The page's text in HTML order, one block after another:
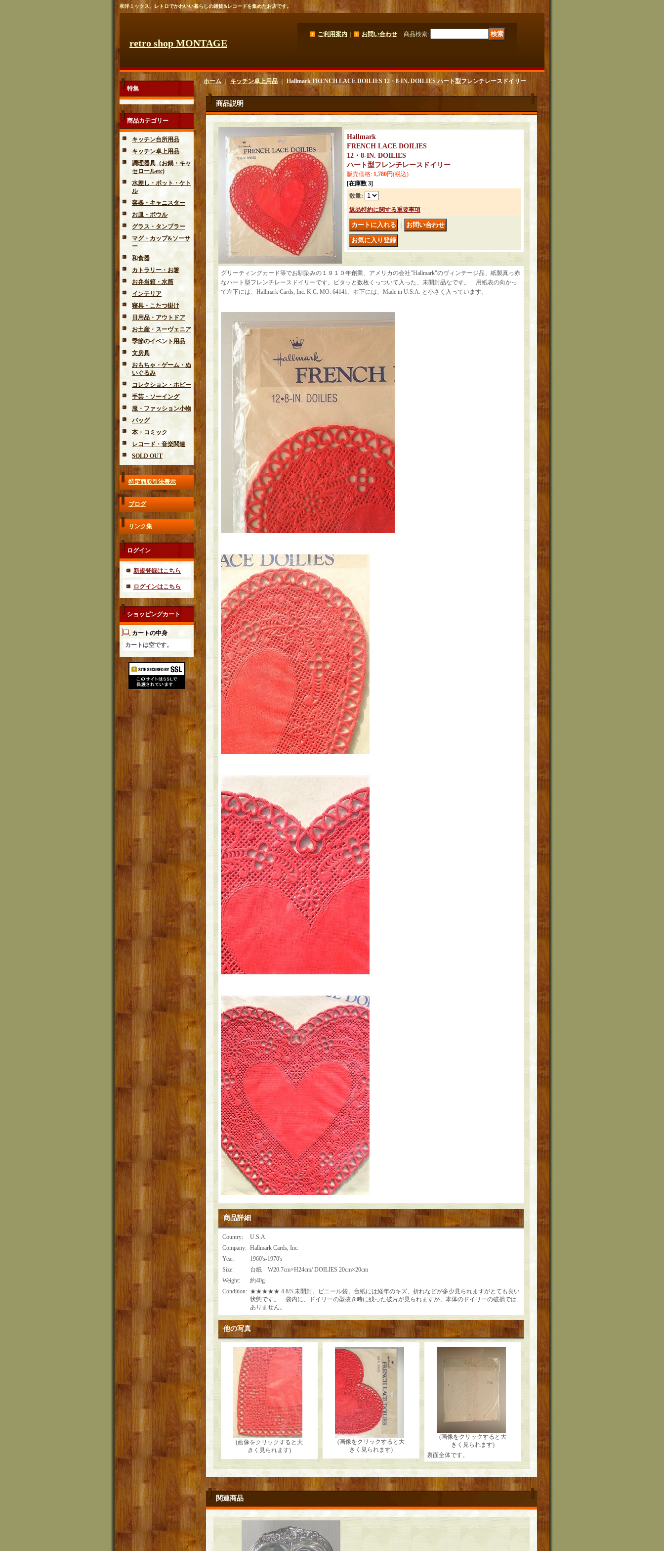
和洋ミックス、レトロでかわいい暮らしの雑貨&レコードを集めたお店です。
retro shop MONTAGE
ご利用案内 お問い合わせ 商品検索:
特集
商品カテゴリー
キッチン台所用品
キッチン卓上用品
調理器具（お鍋・キャ
セロールetc)
水差し・ポット・ケト
ル
容器・キャニスター
お皿・ボウル
グラス・タンブラー
マグ・カップ&ソーサ
ー
和食器
カトラリー・お箸
お弁当箱・水筒
インテリア
寝具・こたつ掛け
日用品・アウトドア
お土産・スーヴェニア
季節のイベント用品
文房具
おもちゃ・ゲーム・ぬ
いぐるみ
コレクション・ホビー
手芸・ソーイング
服・ファッション小物
バッグ
本・コミック
レコード・音楽関連
SOLD OUT
特定商取引法表示
ブログ
リンク集
ログイン
新規登録はこちら
ログインはこちら
ショッピングカート
カートの中身
カートは空です。
ホーム｜ キッチン卓上用品 ｜ Hallmark FRENCH LACE DOILIES 12・8-IN. DOILIES ハート型フレンチレースドイリー
商品説明
Hallmark
FRENCH LACE DOILIES
12・8-IN. DOILIES
ハート型フレンチレースドイリー
販売価格: 1,780円(税込)
[在庫数 3]
数量:
返品特約に関する重要事項
グリーティングカード等でお馴染みの１９１０年創業、アメリカの会社"Hallmark"のヴィンテージ品、紙製真っ赤
なハート型フレンチレースドイリーです。ピタッと数枚くっついて入った、未開封品なです。 用紙表の向かっ
て左下には、Hallmark Cards, Inc. K.C. MO. 64141、右下には、Made in U.S.A. と小さく入っています。
商品詳細
Country:
U.S.A.
Company: Hallmark Cards, Inc.
Year:
1960's-1970's
Size:
台紙 W20.7cm×H24cm/ DOILIES 20cm×20cm
Weight:
約40g
Condition: ★★★★★ 4.8/5 未開封。ビニール袋、台紙には経年のキズ、折れなどが多少見られますがとても良い
状態です。 袋内に、ドイリーの型抜き時に残った破片が見られますが、本体のドイリーの破損では
ありません。
他の写真
(画像をクリックすると大
きく見られます)
(画像をクリックすると大
きく見られます)
(画像をクリックすると大
きく見られます)
裏面全体です。
関連商品